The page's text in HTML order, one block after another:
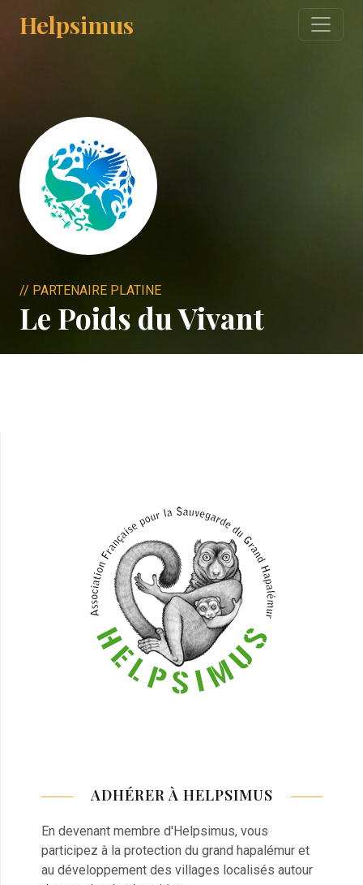
Helpsimus
// PARTENAIRE PLATINE
Le Poids du Vivant
ADHÉRER À HELPSIMUS
En devenant membre d'Helpsimus, vous
participez à la protection du grand hapalémur et
au développement des villages localisés autour